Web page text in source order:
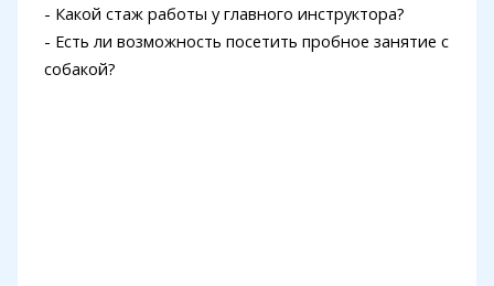
- Какой стаж работы у главного инструктора?
- Есть ли возможность посетить пробное занятие с
собакой?